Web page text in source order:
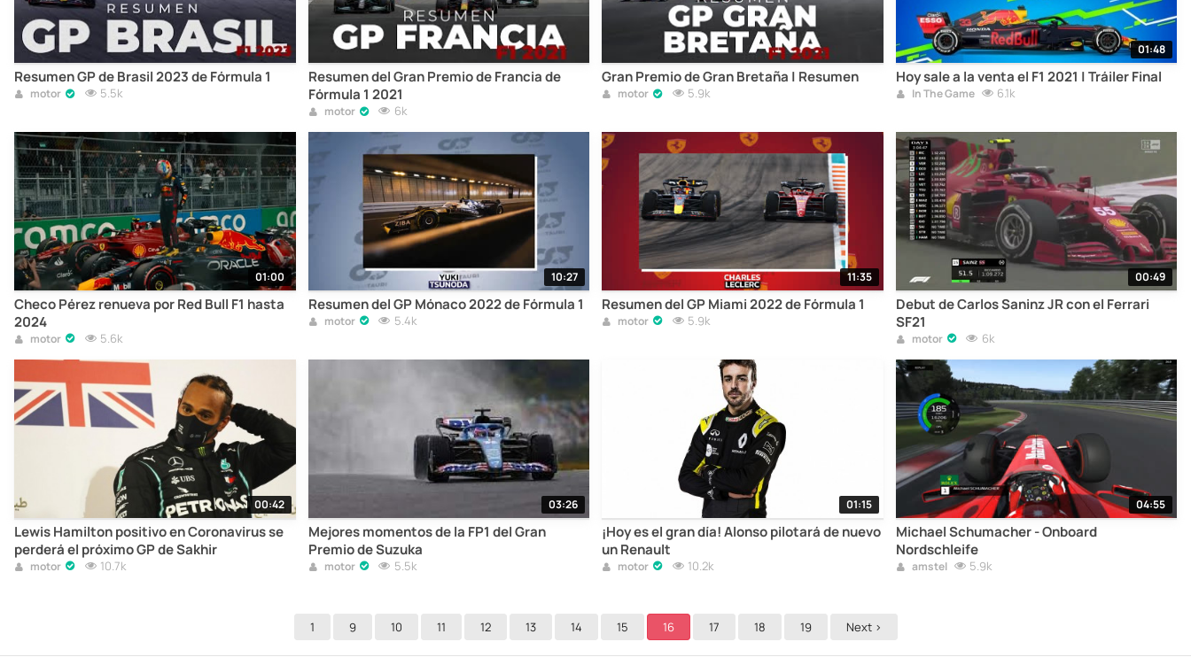
Resumen GP de Brasil 2023 de Fórmula 1
motor 5.5k
Resumen del Gran Premio de Francia de
Fórmula 1 2021
motor 6k
Gran Premio de Gran Bretaña | Resumen
motor 5.9k
01:48
Hoy sale a la venta el F1 2021 | Tráiler Final
In The Game 6.1k
01:00
Checo Pérez renueva por Red Bull F1 hasta
2024
motor 5.6k
10:27
Resumen del GP Mónaco 2022 de Fórmula 1
motor 5.4k
11:35
Resumen del GP Miami 2022 de Fórmula 1
motor 5.9k
00:49
Debut de Carlos Saninz JR con el Ferrari
SF21
motor 6k
00:42
Lewis Hamilton positivo en Coronavirus se
perderá el próximo GP de Sakhir
motor 10.7k
03:26
Mejores momentos de la FP1 del Gran
Premio de Suzuka
motor 5.5k
01:15
¡Hoy es el gran día! Alonso pilotará de nuevo
un Renault
motor 10.2k
04:55
Michael Schumacher - Onboard
Nordschleife
amstel 5.9k
1 9 10 11 12 13 14 15 16 17 18 19 Next >